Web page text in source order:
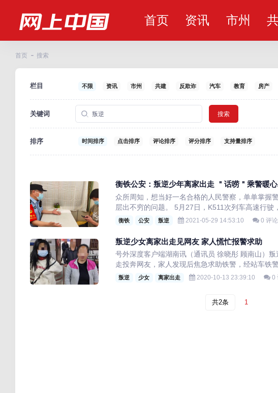
首页 资讯 市州
首页 搜索
栏目 不限 资讯 市州 共建 反欺诈 汽车 教育 房产
关键词 搜索
排序 时间排序 点击排序 评论排序 评分排序 支持量排序
衡铁公安：叛逆少年离家出走 ＂话唠＂乘警暖
众所周知，想当好一名合格的人民警察，单单掌握
层出不穷的问题。 5月27日，K511次列车高速行驶
衡铁 公安 叛逆 2021-05-29 14:53:10 0 评论
叛逆少女离家出走见网友 家人慌忙报警求助
号外深度客户端湖南讯（通讯员 徐晓彤 顾南山）
走投奔网友，家人发现后焦急求助铁警，经站车铁
叛逆 少女 离家出走 2020-10-13 23:39:10 0
共2条 1